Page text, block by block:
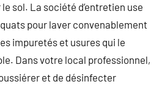
sol. La société d’entretien use
pour laver convenablement
impuretés et usures qui le
Dans votre local professionnel,
et de désinfecter